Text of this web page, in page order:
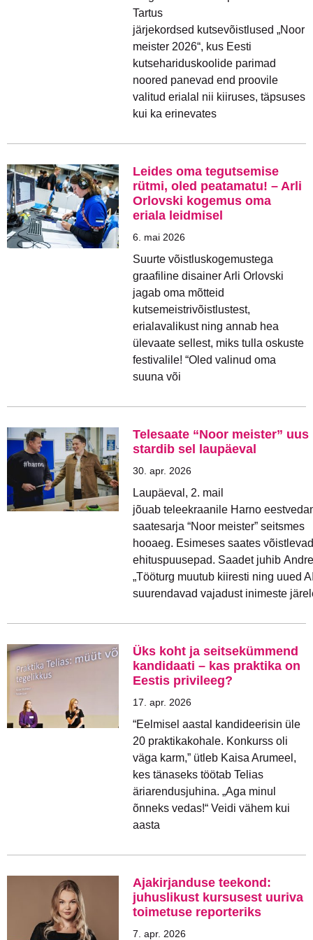
Tartus
järjekordsed kutsevõistlused „Noor
meister 2026“, kus Eesti
kutsehariduskoolide parimad
noored panevad end proovile
valitud erialal nii kiiruses, täpsuses
kui ka erinevates
Leides oma tegutsemise
rütmi, oled peatamatu! – Arli
Orlovski kogemus oma
eriala leidmisel
6. mai 2026
Suurte võistluskogemustega
graafiline disainer Arli Orlovski
jagab oma mõtteid
kutsemeistrivõistlustest,
erialavalikust ning annab hea
ülevaate sellest, miks tulla oskuste
festivalile! “Oled valinud oma
suuna või
Telesaate “Noor meister” uus
stardib sel laupäeval
30. apr. 2026
Laupäeval, 2. mail
jõuab teleekraanile Harno
saatesarja “Noor meister” seitsmes
hooaeg. Esimeses saates
ehituspuusepad. Saadet juhib
„Tööturg muutub kiiresti ning uued
suurendavad vajadust inimeste
Üks koht ja seitsekümmend
kandidaati – kas praktika on
Eestis privileeg?
17. apr. 2026
“Eelmisel aastal kandideerisin üle
20 praktikakohale. Konkurss oli
väga karm,” ütleb Kaisa Arumeel,
kes tänaseks töötab Telias
äriarendusjuhina. „Aga minul
õnneks vedas!“ Veidi vähem kui
aasta
Ajakirjanduse teekond:
juhuslikust kursusest uuriva
toimetuse reporteriks
7. apr. 2026